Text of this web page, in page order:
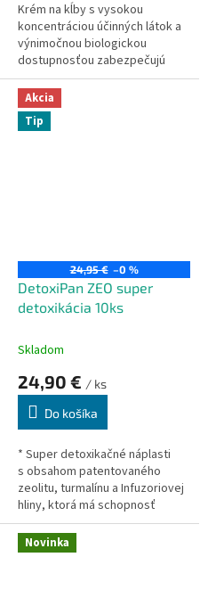
Krém na kĺby s vysokou
koncentráciou účinných látok a
výnimočnou biologickou
dostupnosťou zabezpečujú
vysokú účinnosť krému.
Akcia
Tip
24,95 € –0 %
DetoxiPan ZEO super
detoxikácia 10ks
Skladom
24,90 € / ks
Do košíka
* Super detoxikačné náplasti
s obsahom patentovaného
zeolitu, turmalínu a Infuzoriovej
hliny, ktorá má schopnosť
viazať ťažké kovy.
Novinka